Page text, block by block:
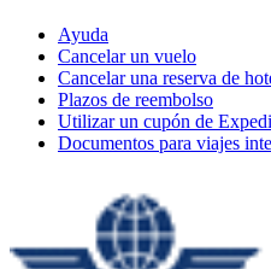
Ayuda
Cancelar un vuelo
Cancelar una reserva de
Plazos de reembolso
Utilizar un cupón de
Documentos para viajes